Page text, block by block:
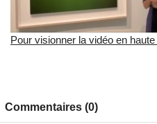
Pour visionner la vidéo en
Commentaires (0)